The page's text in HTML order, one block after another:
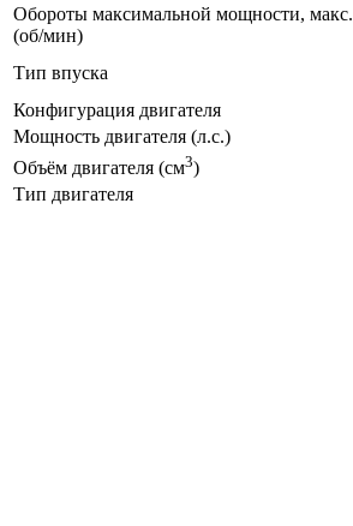
Обороты максимальной мощности, макс.
(об/мин)
Тип впуска
Конфигурация двигателя
Мощность двигателя (л.с.)
Объём двигателя (см3)
Тип двигателя